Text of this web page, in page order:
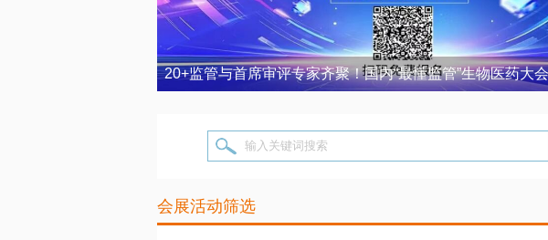
20+监管与首席审评专家齐聚！国内“最懂监管”生物医药大
输入关键词搜索
会展活动筛选